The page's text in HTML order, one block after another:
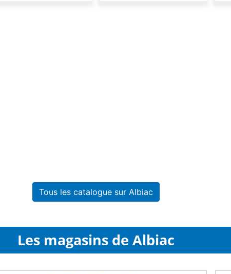
Tous les catalogue sur Albiac
Les magasins de Albiac